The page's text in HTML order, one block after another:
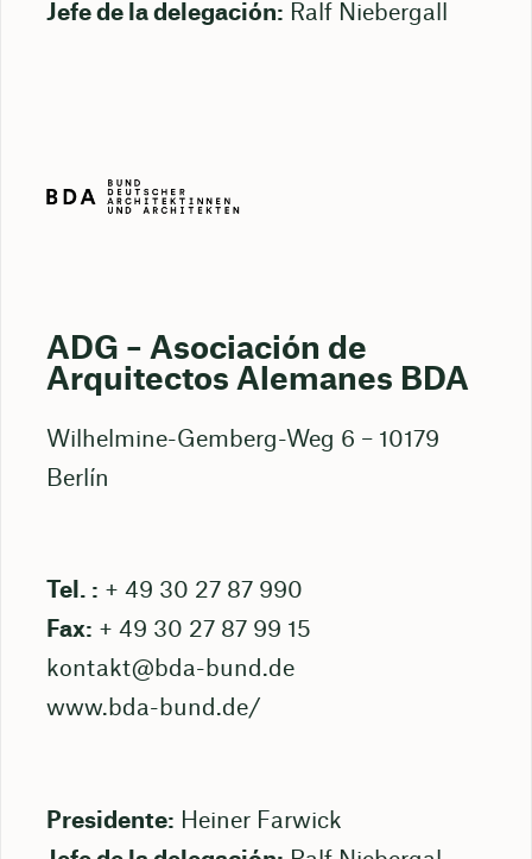
Jefe de la delegación: Ralf Niebergall
ADG – Asociación de
Arquitectos Alemanes BDA
Wilhelmine-Gemberg-Weg 6 – 10179
Berlín
Tel. : + 49 30 27 87 990
Fax: + 49 30 27 87 99 15
kontakt@bda-bund.de
www.bda-bund.de/
Presidente: Heiner Farwick